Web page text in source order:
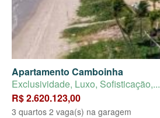
Apartamento Camboinha
Exclusividade, Luxo, Sofisticação,...
R$ 2.620.123,00
3 quartos 2 vaga(s) na garagem